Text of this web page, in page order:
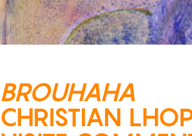
BROUHAHA
CHRISTIAN